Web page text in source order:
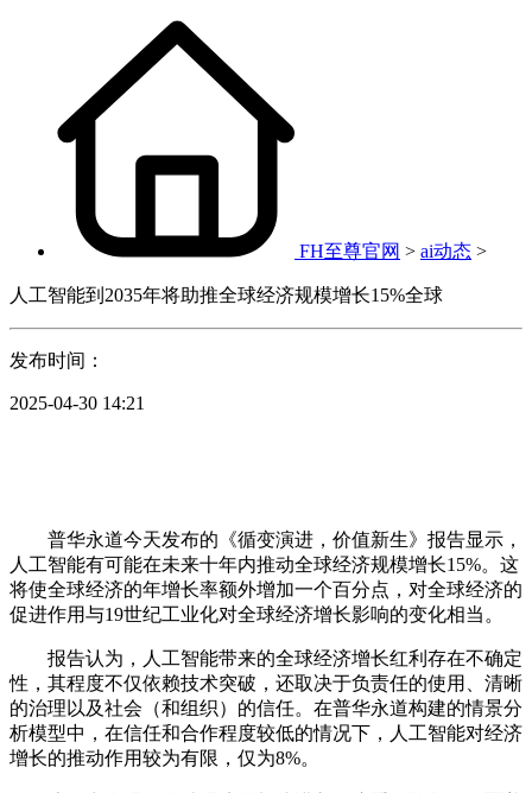
FH至尊官网 > ai动态 >
人工智能到2035年将助推全球经济规模增长15%全球
发布时间：
2025-04-30 14:21
普华永道今天发布的《循变演进，价值新生》报告显示，
人工智能有可能在未来十年内推动全球经济规模增长15%。这
将使全球经济的年增长率额外增加一个百分点，对全球经济的
促进作用与19世纪工业化对全球经济增长影响的变化相当。
报告认为，人工智能带来的全球经济增长红利存在不确定
性，其程度不仅依赖技术突破，还取决于负责任的使用、清晰
的治理以及社会（和组织）的信任。在普华永道构建的情景分
析模型中，在信任和合作程度较低的情况下，人工智能对经济
增长的推动作用较为有限，仅为8%。